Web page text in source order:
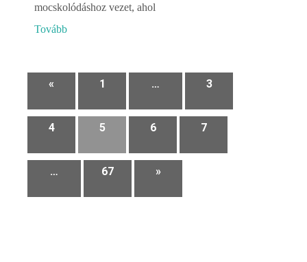
mocskolódáshoz vezet, ahol
Tovább
« 1 … 3
4 5 6 7
… 67 »